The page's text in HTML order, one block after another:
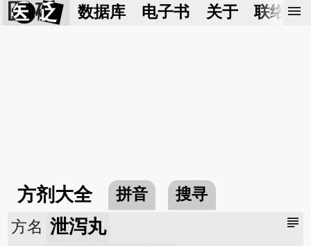
医 砭 数据库 电子书 关于 联络我
menu
方剂大全 拼音 搜寻
subject
方名 泄泻丸